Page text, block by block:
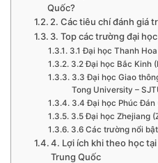
Quốc?
2. Các tiêu chí đánh giá
3. Top các trường đại
3.1 Đại học Thanh
3.2 Đại học Bắc Kinh
3.3 Đại học Giao
Tong University –
3.4 Đại học Phúc Đán
3.5 Đại học Zhejiang
3.6 Các trường nổi
4. Lợi ích khi theo học
Trung Quốc